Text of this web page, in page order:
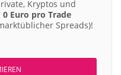
Kryptos und
0 Euro pro Trade
Spreads)!